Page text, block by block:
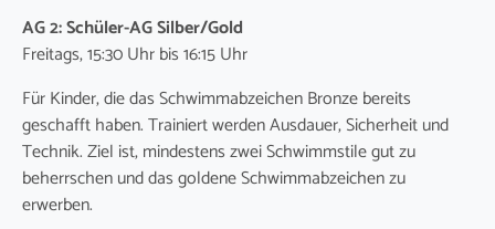
AG 2: Schüler-AG Silber/Gold
Freitags, 15:30 Uhr bis 16:15 Uhr
Für Kinder, die das Schwimmabzeichen Bronze bereits
geschafft haben. Trainiert werden Ausdauer, Sicherheit und
Technik. Ziel ist, mindestens zwei Schwimmstile gut zu
beherrschen und das goldene Schwimmabzeichen zu
erwerben.